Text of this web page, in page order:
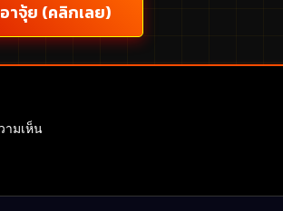
าจุ้ย (คลิกเลย)
ามเห็น